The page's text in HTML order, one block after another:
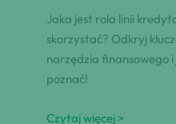
Jaka jest rola linii
skorzystać? Odkryj
narzędzia finansowego
poznać!
Czytaj więcej >